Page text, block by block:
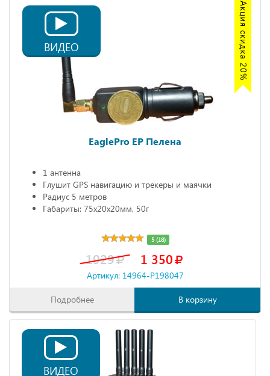
Акция скидка 20%
ВИДЕО
EaglePro EP Пелена
1 антенна
Глушит GPS навигацию и трекеры и маячки
Радиус 5 метров
Габариты: 75х20х20мм, 50г
5 (18)
1929 1 350
Артикул: 14964-P198047
Подробнее В корзину
ВИДЕО